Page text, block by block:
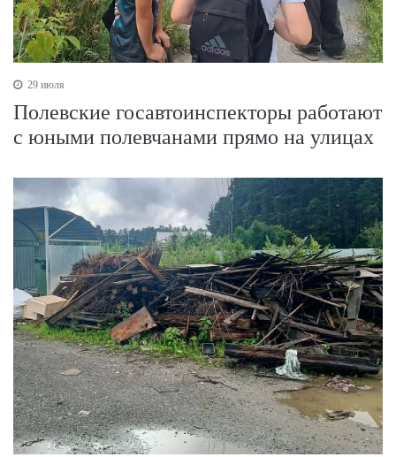
29 июля
Полевские госавтоинспекторы работают
с юными полевчанами прямо на улицах